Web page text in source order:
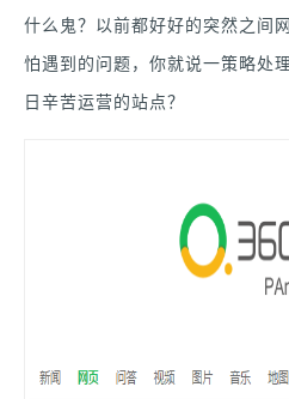
什么鬼？以前都好好的突然之间
怕遇到的问题，你就说一策略处
日辛苦运营的站点？